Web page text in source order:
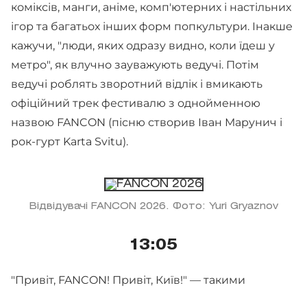
коміксів, манги, аніме, комп'ютерних і настільних
ігор та багатьох інших форм попкультури. Інакше
кажучи, "люди, яких одразу видно, коли їдеш у
метро", як влучно зауважують ведучі. Потім
ведучі роблять зворотний відлік і вмикають
офіційний трек фестивалю з однойменною
назвою FANCON (пісню створив Іван Марунич і
рок-гурт Karta Svitu).
Відвідувачі FANCON 2026. Фото: Yuri Gryaznov
13:05
"Привіт, FANCON! Привіт, Київ!" — такими